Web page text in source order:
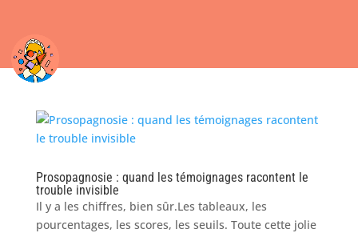
Prosopagnosie : quand les témoignages racontent le
trouble invisible
Il y a les chiffres, bien sûr.Les tableaux, les
pourcentages, les scores, les seuils. Toute cette jolie